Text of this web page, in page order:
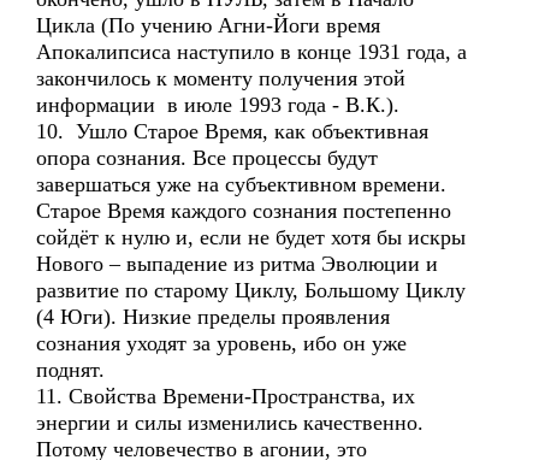
Цикла (По учению Агни-Йоги время
Апокалипсиса наступило в конце 1931 года, а
закончилось к моменту получения этой
информации в июле 1993 года - В.К.).
10. Ушло Старое Время, как объективная
опора сознания. Все процессы будут
завершаться уже на субъективном времени.
Старое Время каждого сознания постепенно
сойдёт к нулю и, если не будет хотя бы искры
Нового – выпадение из ритма Эволюции и
развитие по старому Циклу, Большому Циклу
(4 Юги). Низкие пределы проявления
сознания уходят за уровень, ибо он уже
поднят.
11. Свойства Времени-Пространства, их
энергии и силы изменились качественно.
Потому человечество в агонии, это